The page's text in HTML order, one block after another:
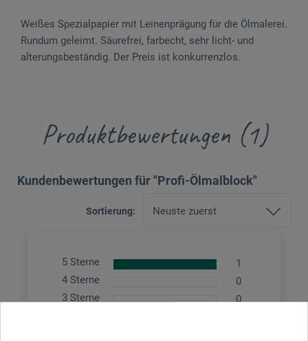
Weißes Spezialpapier mit Leinenprägung für die Ölmalerei.
Rundum geleimt. Säurefrei, farbecht, sehr licht- und
alterungsbeständig. Der Preis ist konkurrenzlos.
Produktbewertungen (1)
Kundenbewertungen für "Profi-Ölmalblock"
Sortierung:
5 Sterne
1
4 Sterne
0
3 Sterne
0